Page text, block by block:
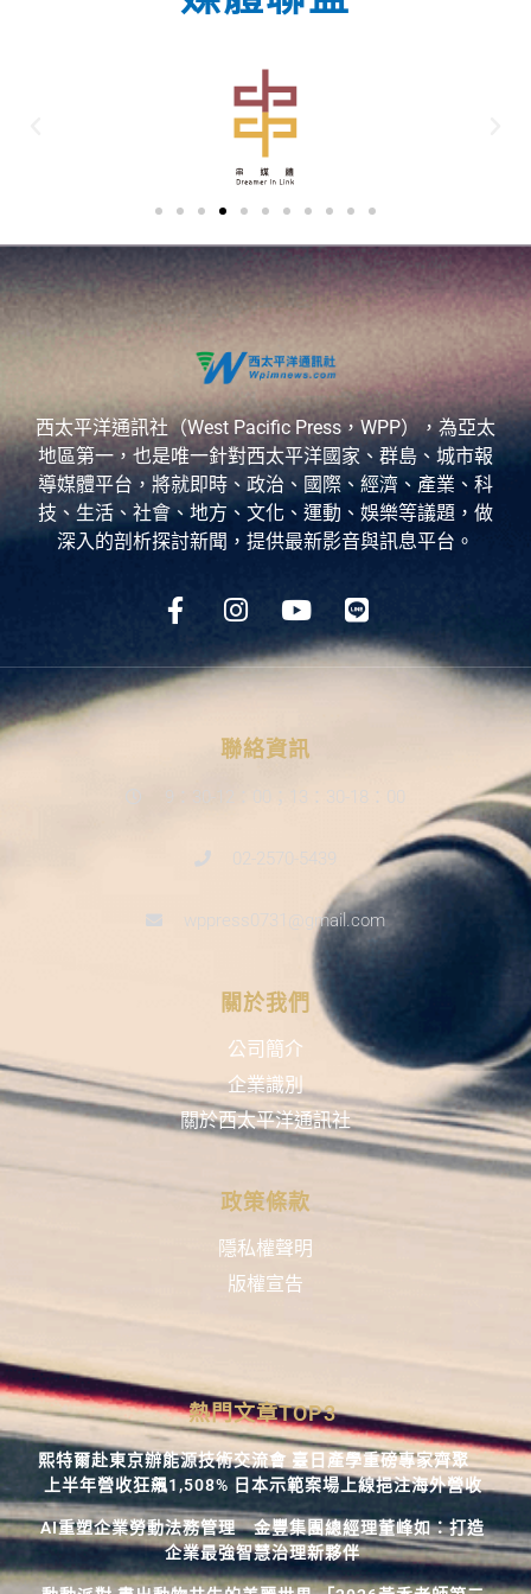
西太平洋通訊社（West Pacific Press，WPP），為亞太
地區第一，也是唯一針對西太平洋國家、群島、城市報
導媒體平台，將就即時、政治、國際、經濟、產業、科
技、生活、社會、地方、文化、運動、娛樂等議題，做
深入的剖析探討新聞，提供最新影音與訊息平台。
聯絡資訊
9：30-12：00；13：30-18：00
02-2570-5439
wppress0731@gmail.com
關於我們
公司簡介
企業識別
關於西太平洋通訊社
政策條款
隱私權聲明
版權宣告
熱門文章TOP3
熙特爾赴東京辦能源技術交流會 臺日產學重磅專家齊聚
上半年營收狂飆1,508% 日本示範案場上線挹注海外營收
AI重塑企業勞動法務管理 金豐集團總經理董峰如：打造
企業最強智慧治理新夥伴